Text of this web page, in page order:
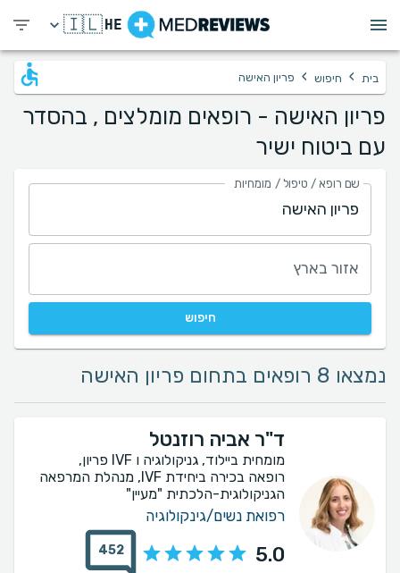
HE
🇮🇱
בית › חיפוש › פריון האישה
פריון האישה - רופאים מומלצים , בהסדר
עם ביטוח ישיר
שם רופא / טיפול / מומחיות
אזור בארץ
חיפוש
נמצאו 8 רופאים בתחום פריון האישה
ד"ר אביה רוזנטל
מומחית ביילוד, גניקולוגיה ו IVF פריון,
רופאה בכירה ביחידת IVF, מנהלת המרפאה
הגניקולוגית-הלכתית "מעיין"
רפואת נשים/גינקולוגיה
5.0
452